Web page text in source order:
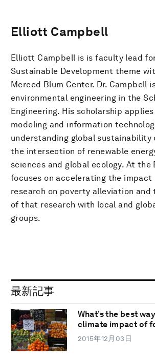
Elliott Campbell
Elliott Campbell is is faculty lead
Sustainable Development theme
Merced Blum Center. Dr. Campbell
environmental engineering in the
Engineering. His scholarship
modeling and information
understanding global sustainability
the intersection of renewable
sciences and global ecology. At the
focuses on accelerating the impact
research on poverty alleviation and
of that research with local and
groups.
最新記事
What’s the best
climate impact of
2015年12月03日